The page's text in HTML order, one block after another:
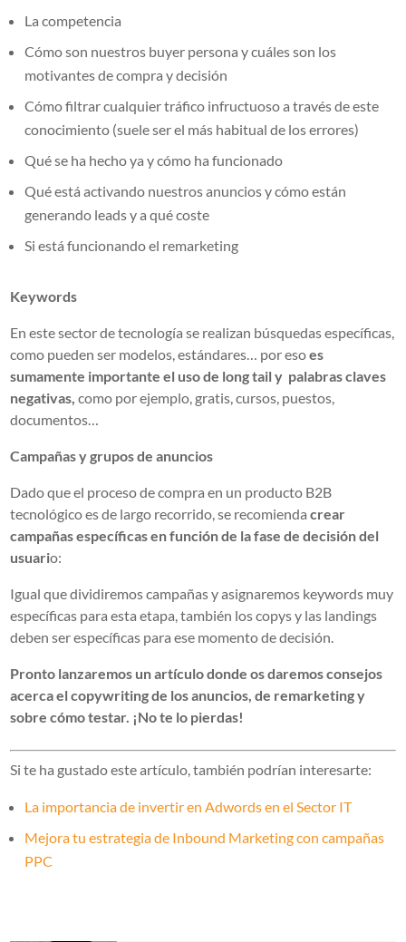
La competencia
Cómo son nuestros buyer persona y cuáles son los
motivantes de compra y decisión
Cómo filtrar cualquier tráfico infructuoso a través de este
conocimiento (suele ser el más habitual de los errores)
Qué se ha hecho ya y cómo ha funcionado
Qué está activando nuestros anuncios y cómo están
generando leads y a qué coste
Si está funcionando el remarketing
Keywords
En este sector de tecnología se realizan búsquedas específicas,
como pueden ser modelos, estándares… por esoes
sumamente importante el uso de long tail y palabras claves
negativas, como por ejemplo, gratis, cursos, puestos,
documentos…
Campañas y grupos de anuncios
Dado que el proceso de compra en un producto B2B
tecnológico es de largo recorrido, se recomiendacrear
campañas específicas en función de la fase de decisión del
usuario:
Igual que dividiremos campañas y asignaremos keywords muy
específicas para esta etapa, también los copys y las landings
deben ser específicas para ese momento de decisión.
Pronto lanzaremos un artículo donde os daremos consejos
acerca el copywriting de los anuncios, de remarketing y
sobre cómo testar. ¡No te lo pierdas!
Si te ha gustado este artículo, también podrían interesarte:
La importancia de invertir en Adwords en el Sector IT
Mejora tu estrategia de Inbound Marketing con campañas
PPC